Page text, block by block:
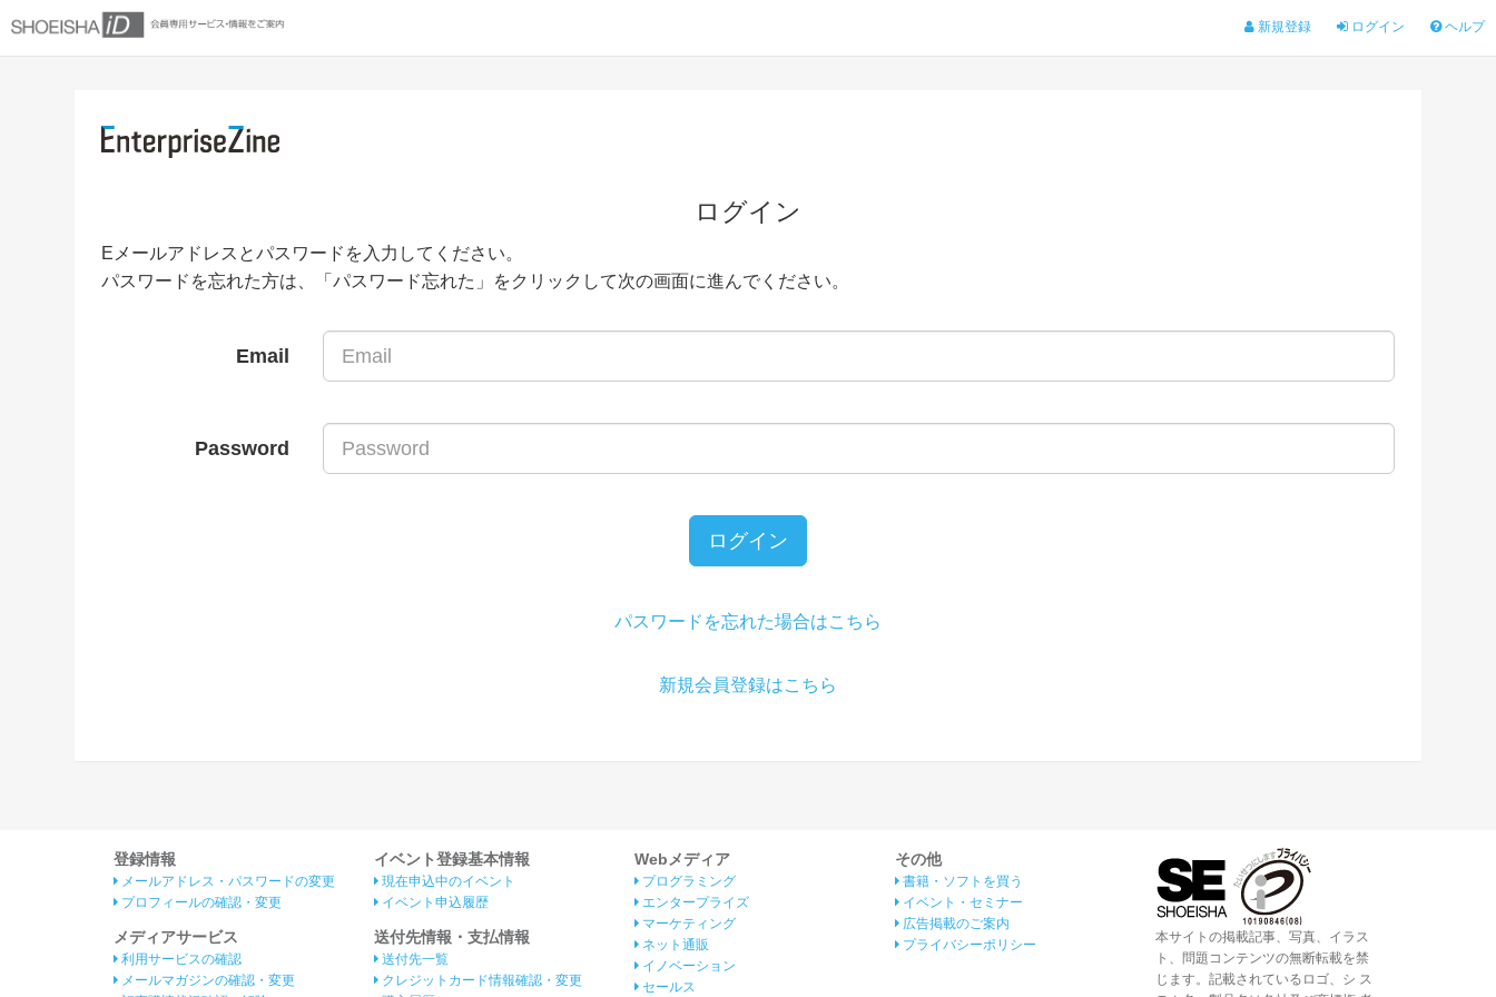
新規登録 ログイン ヘルプ
ログイン
Eメールアドレスとパスワードを入力してください。
パスワードを忘れた方は、「パスワード忘れた」をクリックして次の画面に進んでください。
Email
Password
ログイン
パスワードを忘れた場合はこちら
新規会員登録はこちら
登録情報
メールアドレス・パスワードの変更
プロフィールの確認・変更
メディアサービス
利用サービスの確認
メールマガジンの確認・変更
イベント登録基本情報
現在申込中のイベント
イベント申込履歴
送付先情報・支払情報
送付先一覧
クレジットカード情報確認・変更
Webメディア
プログラミング
エンタープライズ
マーケティング
ネット通販
イノベーション
セールス
その他
書籍・ソフトを買う
イベント・セミナー
広告掲載のご案内
プライバシーポリシー
本サイトの掲載記事、写真、イラス
ト、問題コンテンツの無断転載を禁
じます。記載されているロゴ、シ ス